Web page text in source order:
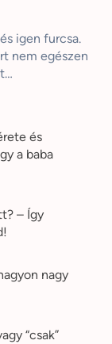
igen furcsa.
nem egészen
és
a baba
– Így
nagy
“csak”